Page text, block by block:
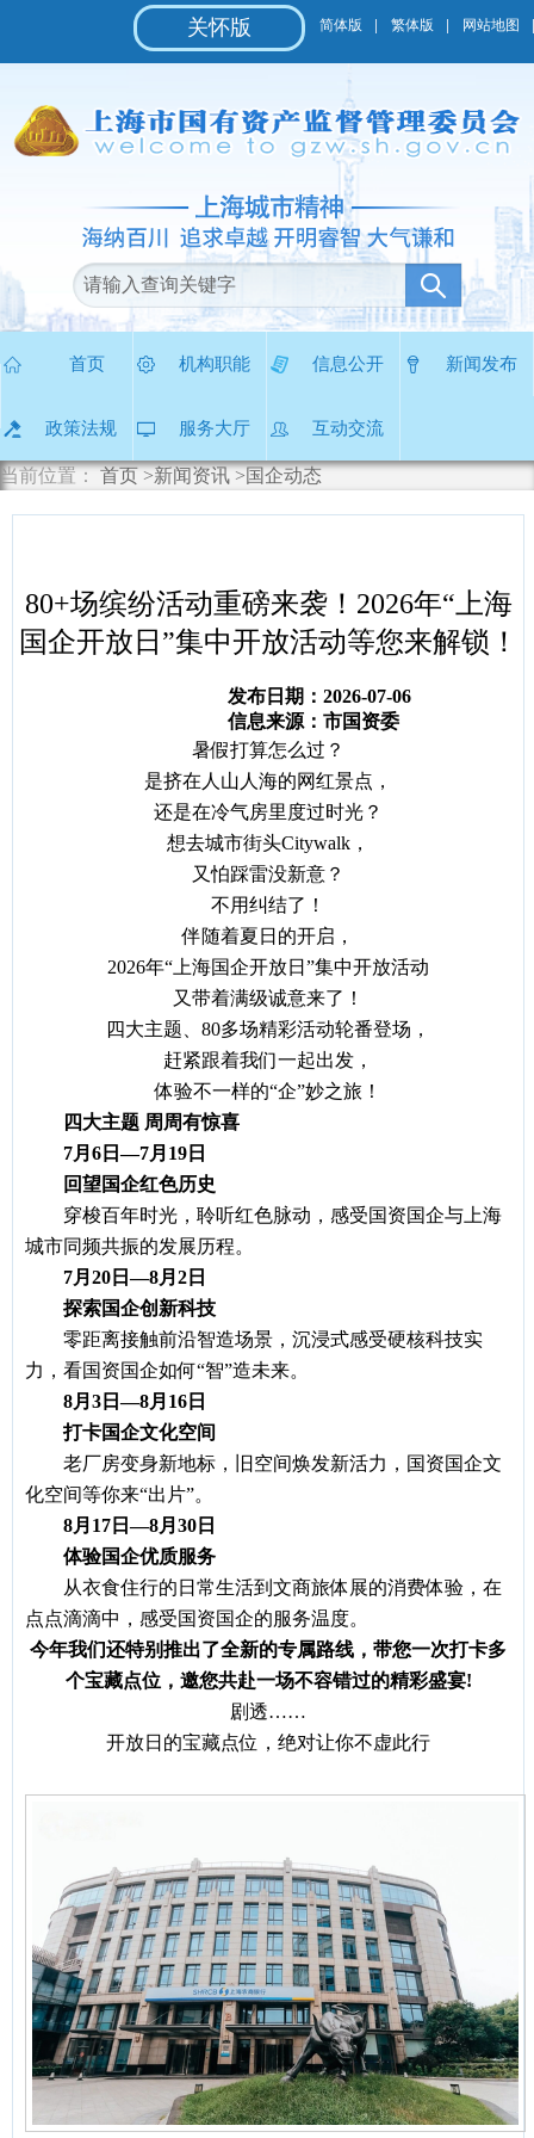
碍
说
站
航
区
到
主
要
内
网站地图
繁体版
简体版
关怀版
首页 机构职能 信息公开 新闻发布
政策法规 服务大厅 互动交流
当前位置： 首页 >新闻资讯 >国企动态
80+场缤纷活动重磅来袭！2026年“上海
国企开放日”集中开放活动等您来解锁！
发布日期：2026-07-06
信息来源：市国资委
暑假打算怎么过？
是挤在人山人海的网红景点，
还是在冷气房里度过时光？
想去城市街头Citywalk，
又怕踩雷没新意？
不用纠结了！
伴随着夏日的开启，
2026年“上海国企开放日”集中开放活动
又带着满级诚意来了！
四大主题、 80多场精彩活动轮番登场，
赶紧跟着我们一起出发，
体验不一样的“企”妙之旅！
四大主题 周周有惊喜
7月6日—7月19日
回望国企红色历史
穿梭百年时光，聆听红色脉动，感受国资国企与上海
城市同频共振的发展历程。
7月20日—8月2日
探索国企创新科技
零距离接触前沿智造场景，沉浸式感受硬核科技实
力，看国资国企如何“智”造未来。
8月3日—8月16日
打卡国企文化空间
老厂房变身新地标，旧空间焕发新活力，国资国企文
化空间等你来“出片”。
8月17日—8月30日
体验国企优质服务
从衣食住行的日常生活到文商旅体展的消费体验，在
点点滴滴中，感受国资国企的服务温度。
今年我们还特别推出了全新的专属路线，带您一次打卡多
个宝藏点位，邀您共赴一场不容错过的精彩盛宴!
剧透……
开放日的宝藏点位，绝对让你不虚此行